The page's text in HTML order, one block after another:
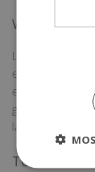
Webinars
Los webinars
en directo.
e
gratuitos o de
la posibilidad
Testimonios